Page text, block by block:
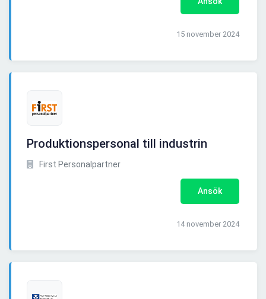
15 november 2024
Produktionspersonal till industrin
First Personalpartner
Ansök
14 november 2024